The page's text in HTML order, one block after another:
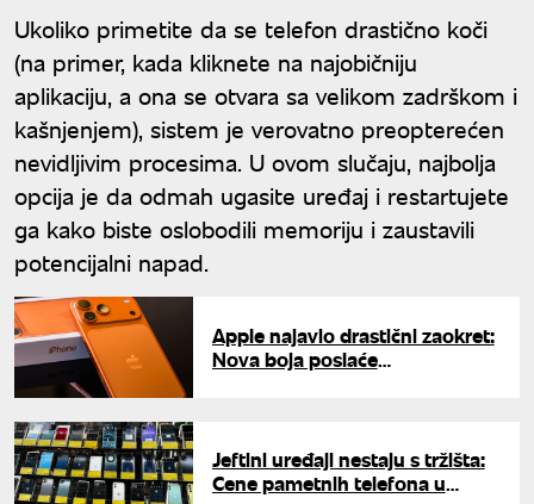
Ukoliko primetite da se telefon drastično koči
(na primer, kada kliknete na najobičniju
aplikaciju, a ona se otvara sa velikom zadrškom i
kašnjenjem), sistem je verovatno preopterećen
nevidljivim procesima. U ovom slučaju, najbolja
opcija je da odmah ugasite uređaj i restartujete
ga kako biste oslobodili memoriju i zaustavili
potencijalni napad.
Apple najavio drastični zaokret:
Nova boja poslaće
Jeftini uređaji nestaju s tržišta:
Cene pametnih telefona u